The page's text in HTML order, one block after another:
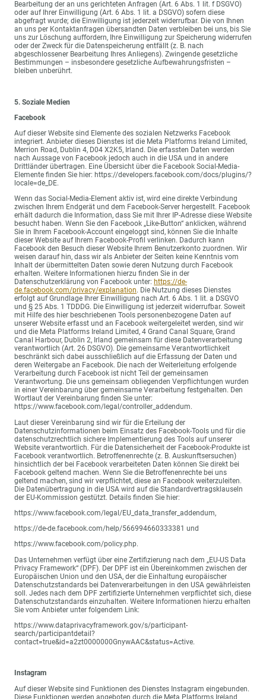
Bearbeitung der an uns gerichteten Anfragen (Art. 6 Abs. 1 lit. f DSGVO)
oder auf Ihrer Einwilligung (Art. 6 Abs. 1 lit. a DSGVO) sofern diese
abgefragt wurde; die Einwilligung ist jederzeit widerrufbar. Die von Ihnen
an uns per Kontaktanfragen übersandten Daten verbleiben bei uns, bis Sie
uns zur Löschung auffordern, Ihre Einwilligung zur Speicherung widerrufen
oder der Zweck für die Datenspeicherung entfällt (z. B. nach
abgeschlossener Bearbeitung Ihres Anliegens). Zwingende gesetzliche
Bestimmungen – insbesondere gesetzliche Aufbewahrungsfristen –
bleiben unberührt.
5. Soziale Medien
Facebook
Auf dieser Website sind Elemente des sozialen Netzwerks Facebook
integriert. Anbieter dieses Dienstes ist die Meta Platforms Ireland Limited,
Merrion Road, Dublin 4, D04 X2K5, Irland. Die erfassten Daten werden
nach Aussage von Facebook jedoch auch in die USA und in andere
Drittländer übertragen. Eine Übersicht über die Facebook Social-Media-
Elemente finden Sie hier: https://developers.facebook.com/docs/plugins/?
locale=de_DE.
Wenn das Social-Media-Element aktiv ist, wird eine direkte Verbindung
zwischen Ihrem Endgerät und dem Facebook-Server hergestellt. Facebook
erhält dadurch die Information, dass Sie mit Ihrer IP-Adresse diese Website
besucht haben. Wenn Sie den Facebook „Like-Button“ anklicken, während
Sie in Ihrem Facebook-Account eingeloggt sind, können Sie die Inhalte
dieser Website auf Ihrem Facebook-Profil verlinken. Dadurch kann
Facebook den Besuch dieser Website Ihrem Benutzerkonto zuordnen. Wir
weisen darauf hin, dass wir als Anbieter der Seiten keine Kenntnis vom
Inhalt der übermittelten Daten sowie deren Nutzung durch Facebook
erhalten. Weitere Informationen hierzu finden Sie in der
Datenschutzerklärung von Facebook unter: https://de-
de.facebook.com/privacy/explanation. Die Nutzung dieses Dienstes
erfolgt auf Grundlage Ihrer Einwilligung nach Art. 6 Abs. 1 lit. a DSGVO
und § 25 Abs. 1 TDDDG. Die Einwilligung ist jederzeit widerrufbar. Soweit
mit Hilfe des hier beschriebenen Tools personenbezogene Daten auf
unserer Website erfasst und an Facebook weitergeleitet werden, sind wir
und die Meta Platforms Ireland Limited, 4 Grand Canal Square, Grand
Canal Harbour, Dublin 2, Irland gemeinsam für diese Datenverarbeitung
verantwortlich (Art. 26 DSGVO). Die gemeinsame Verantwortlichkeit
beschränkt sich dabei ausschließlich auf die Erfassung der Daten und
deren Weitergabe an Facebook. Die nach der Weiterleitung erfolgende
Verarbeitung durch Facebook ist nicht Teil der gemeinsamen
Verantwortung. Die uns gemeinsam obliegenden Verpflichtungen wurden
in einer Vereinbarung über gemeinsame Verarbeitung festgehalten. Den
Wortlaut der Vereinbarung finden Sie unter:
https://www.facebook.com/legal/controller_addendum.
Laut dieser Vereinbarung sind wir für die Erteilung der
Datenschutzinformationen beim Einsatz des Facebook-Tools und für die
datenschutzrechtlich sichere Implementierung des Tools auf unserer
Website verantwortlich. Für die Datensicherheit der Facebook-Produkte ist
Facebook verantwortlich. Betroffenenrechte (z. B. Auskunftsersuchen)
hinsichtlich der bei Facebook verarbeiteten Daten können Sie direkt bei
Facebook geltend machen. Wenn Sie die Betroffenenrechte bei uns
geltend machen, sind wir verpflichtet, diese an Facebook weiterzuleiten.
Die Datenübertragung in die USA wird auf die Standardvertragsklauseln
der EU-Kommission gestützt. Details finden Sie hier:
https://www.facebook.com/legal/EU_data_transfer_addendum,
https://de-de.facebook.com/help/566994660333381 und
https://www.facebook.com/policy.php.
Das Unternehmen verfügt über eine Zertifizierung nach dem „EU-US Data
Privacy Framework“ (DPF). Der DPF ist ein Übereinkommen zwischen der
Europäischen Union und den USA, der die Einhaltung europäischer
Datenschutzstandards bei Datenverarbeitungen in den USA gewährleisten
soll. Jedes nach dem DPF zertifizierte Unternehmen verpflichtet sich, diese
Datenschutzstandards einzuhalten. Weitere Informationen hierzu erhalten
Sie vom Anbieter unter folgendem Link:
https://www.dataprivacyframework.gov/s/participant-
search/participantdetail?
contact=true&id=a2zt0000000GnywAAC&status=Active.
Instagram
Auf dieser Website sind Funktionen des Dienstes Instagram eingebunden.
Diese Funktionen werden angeboten durch die Meta Platforms Ireland